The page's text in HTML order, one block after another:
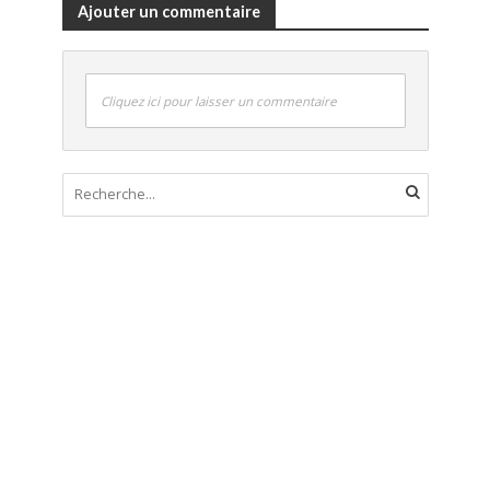
Ajouter un commentaire
Cliquez ici pour laisser un commentaire